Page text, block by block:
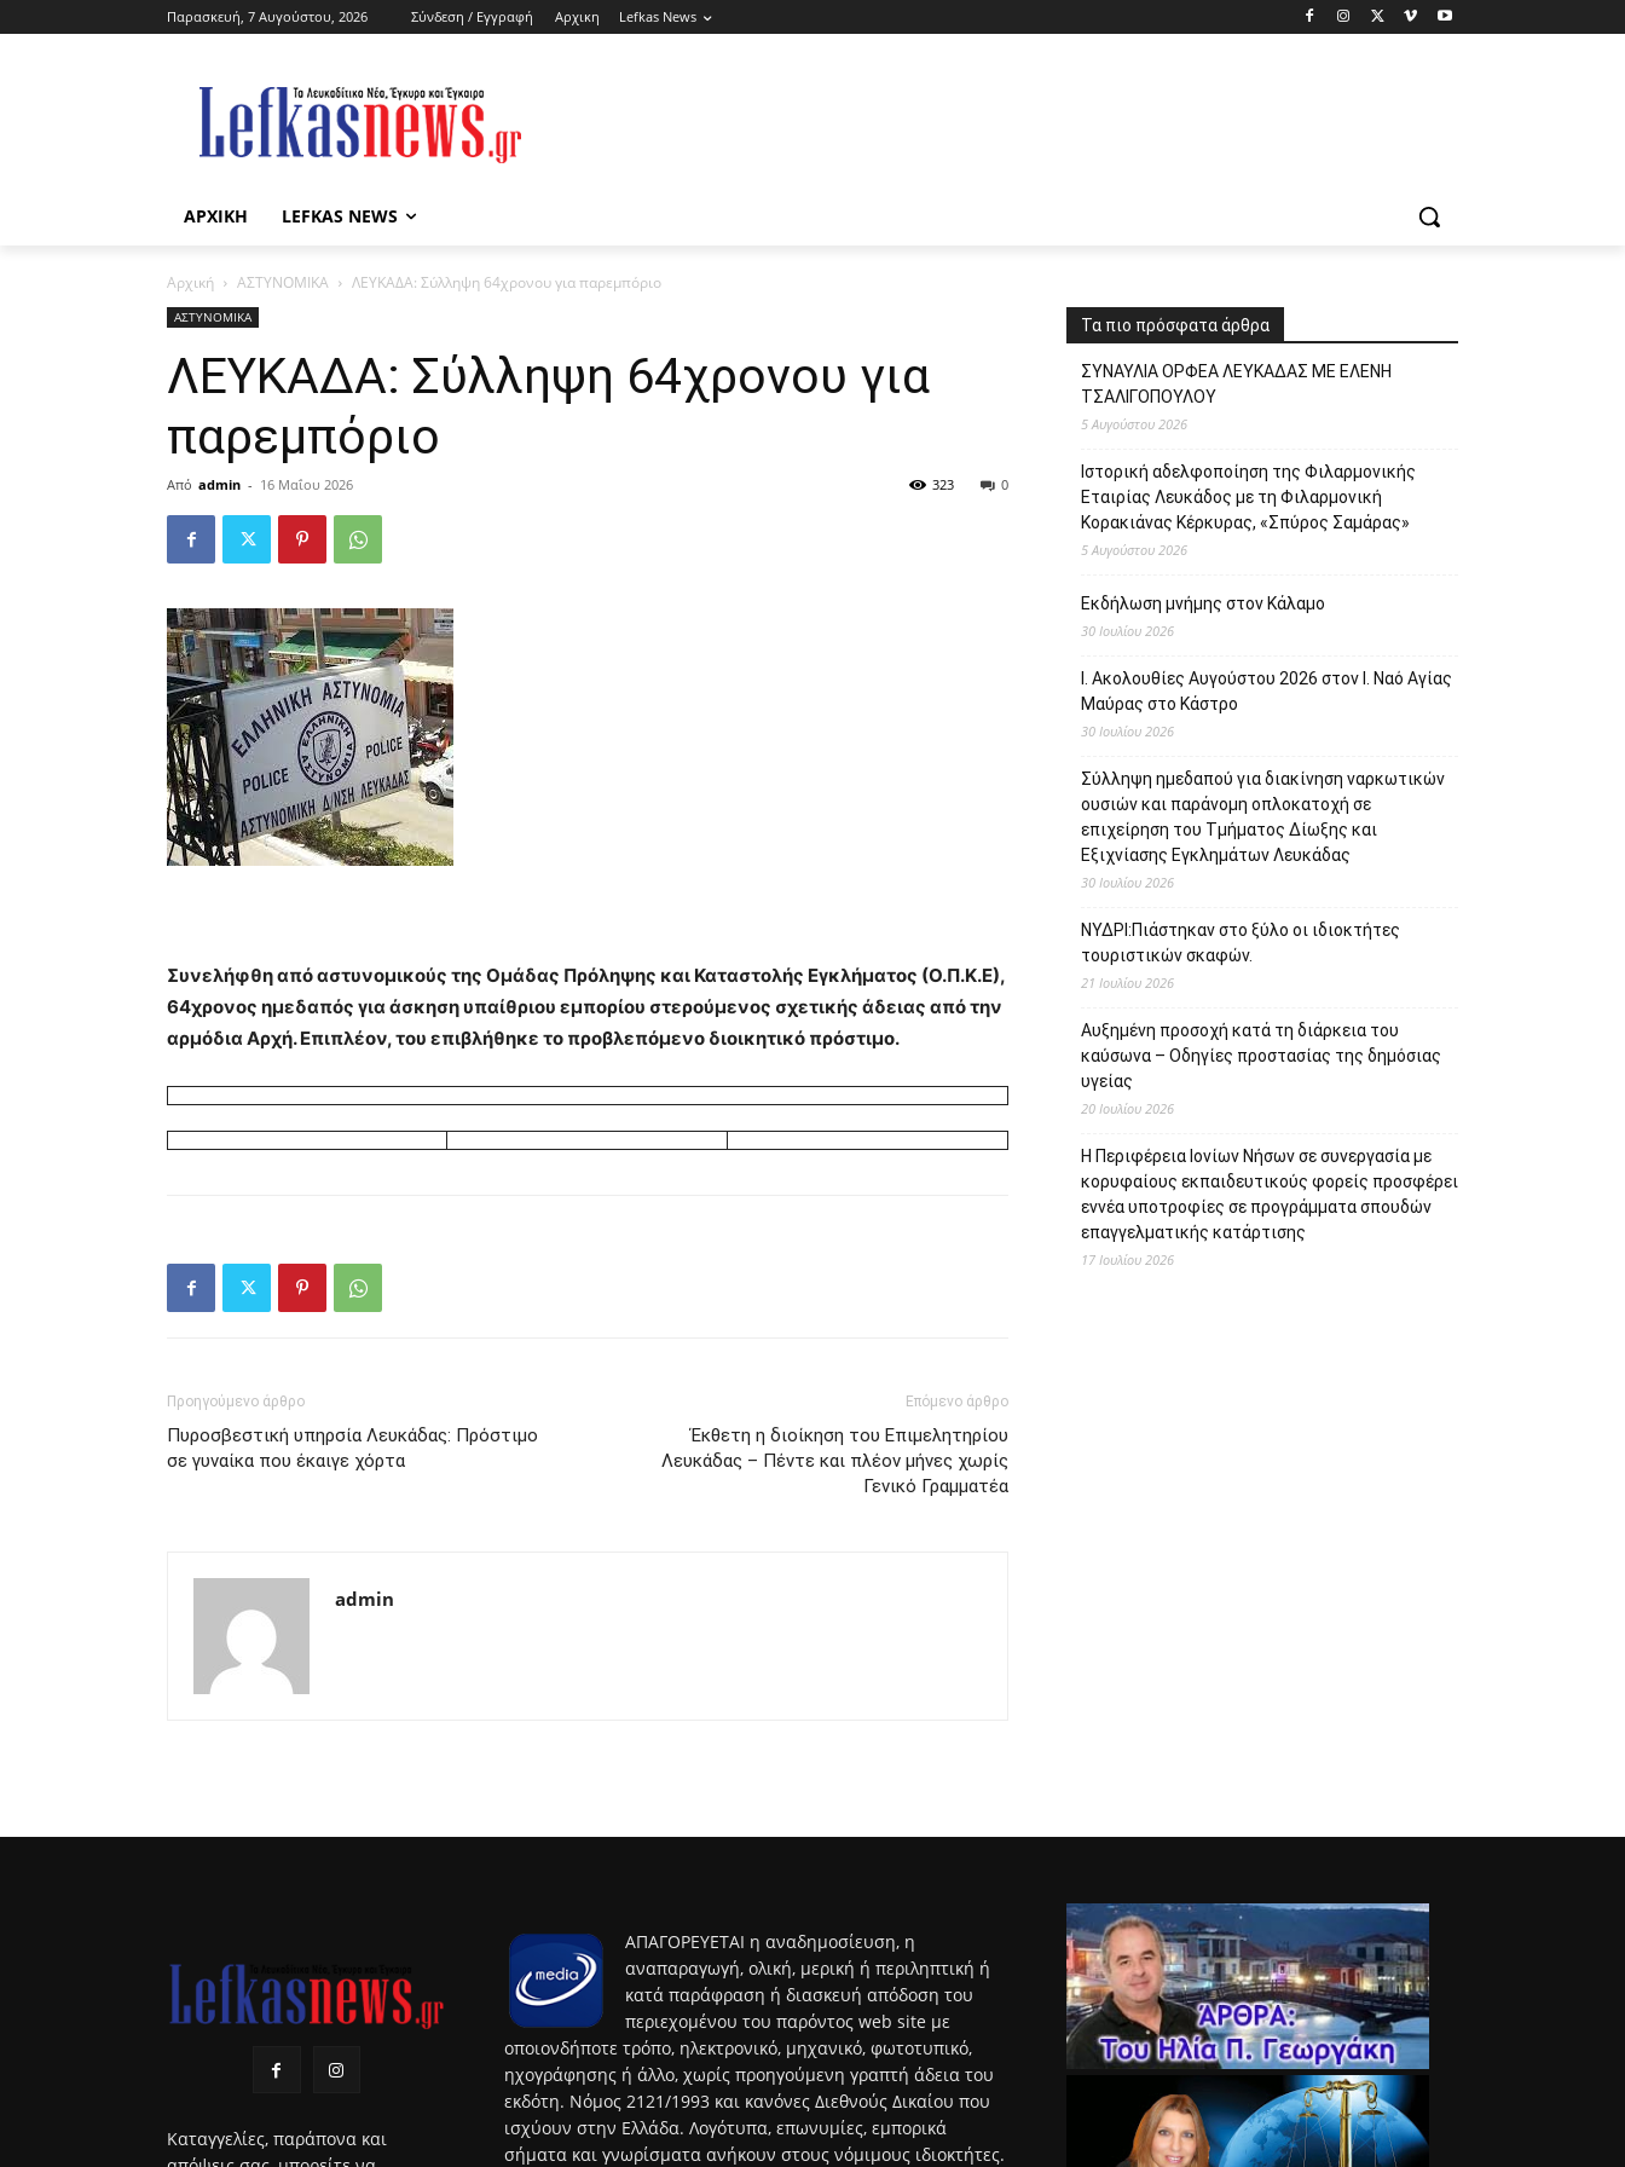
Παρασκευή, 7 Αυγούστου, 2026 Σύνδεση / Εγγραφή Αρχικη Lefkas News
ΑΡΧΙΚΗ LEFKAS NEWS
Αρχική ΑΣΤΥΝΟΜΙΚΑ ΛΕΥΚΑΔΑ: Σύλληψη 64χρονου για παρεμπόριο
ΑΣΤΥΝΟΜΙΚΑ
ΛΕΥΚΑΔΑ: Σύλληψη 64χρονου για
παρεμπόριο
Από admin - 16 Μαΐου 2026 0
323
Συνελήφθη από αστυνομικούς της Ομάδας Πρόληψης και Καταστολής Εγκλήματος (Ο.Π.Κ.Ε),
64χρονος ημεδαπός για άσκηση υπαίθριου εμπορίου στερούμενος σχετικής άδειας από την
αρμόδια Αρχή. Επιπλέον, του επιβλήθηκε το προβλεπόμενο διοικητικό πρόστιμο.
Προηγούμενο άρθρο
Πυροσβεστική υπηρσία Λευκάδας: Πρόστιμο
σε γυναίκα που έκαιγε χόρτα
Επόμενο άρθρο
Έκθετη η διοίκηση του Επιμελητηρίου
Λευκάδας – Πέντε και πλέον μήνες χωρίς
Γενικό Γραμματέα
admin
Τα πιο πρόσφατα άρθρα
ΣΥΝΑΥΛΙΑ ΟΡΦΕΑ ΛΕΥΚΑΔΑΣ ΜΕ ΕΛΕΝΗ
ΤΣΑΛΙΓΟΠΟΥΛΟΥ
5 Αυγούστου 2026
Ιστορική αδελφοποίηση της Φιλαρμονικής
Εταιρίας Λευκάδος με τη Φιλαρμονική
Κορακιάνας Κέρκυρας, «Σπύρος Σαμάρας»
5 Αυγούστου 2026
Εκδήλωση μνήμης στον Κάλαμο
30 Ιουλίου 2026
Ι. Ακολουθίες Αυγούστου 2026 στον Ι. Ναό Αγίας
Μαύρας στο Κάστρο
30 Ιουλίου 2026
Σύλληψη ημεδαπού για διακίνηση ναρκωτικών
ουσιών και παράνομη οπλοκατοχή σε
επιχείρηση του Τμήματος Δίωξης και
Εξιχνίασης Εγκλημάτων Λευκάδας
30 Ιουλίου 2026
ΝΥΔΡΙ:Πιάστηκαν στο ξύλο οι ιδιοκτήτες
τουριστικών σκαφών.
21 Ιουλίου 2026
Αυξημένη προσοχή κατά τη διάρκεια του
καύσωνα – Οδηγίες προστασίας της δημόσιας
υγείας
20 Ιουλίου 2026
Η Περιφέρεια Ιονίων Νήσων σε συνεργασία με
κορυφαίους εκπαιδευτικούς φορείς προσφέρει
εννέα υποτροφίες σε προγράμματα σπουδών
επαγγελματικής κατάρτισης
17 Ιουλίου 2026
Καταγγελίες, παράπονα και
ΑΠΑΓΟΡΕΥΕΤΑΙ η αναδημοσίευση, η
αναπαραγωγή, ολική, μερική ή περιληπτική ή
κατά παράφραση ή διασκευή απόδοση του
περιεχομένου του παρόντος web site με
οποιονδήποτε τρόπο, ηλεκτρονικό, μηχανικό, φωτοτυπικό,
ηχογράφησης ή άλλο, χωρίς προηγούμενη γραπτή άδεια του
εκδότη. Νόμος 2121/1993 και κανόνες Διεθνούς Δικαίου που
ισχύουν στην Ελλάδα. Λογότυπα, επωνυμίες, εμπορικά
σήματα και γνωρίσματα ανήκουν στους νόμιμους ιδιοκτήτες.